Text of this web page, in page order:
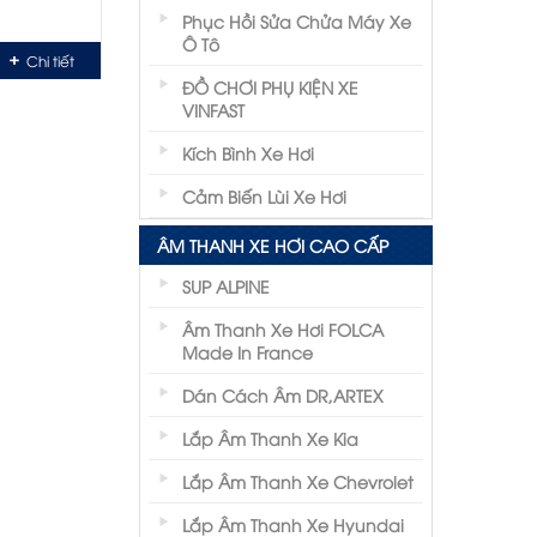
Chi tiết
Phục Hồi Sửa Chửa Máy Xe
Ô Tô
ĐỒ CHƠI PHỤ KIỆN XE
VINFAST
Kích Bình Xe Hơi
Cảm Biến Lùi Xe Hơi
ÂM THANH XE HƠI CAO CẤP
SUP ALPINE
Âm Thanh Xe Hơi FOLCA
Made In France
Dán Cách Âm DR,ARTEX
Lắp Âm Thanh Xe Kia
Lắp Âm Thanh Xe Chevrolet
Lắp Âm Thanh Xe Hyundai